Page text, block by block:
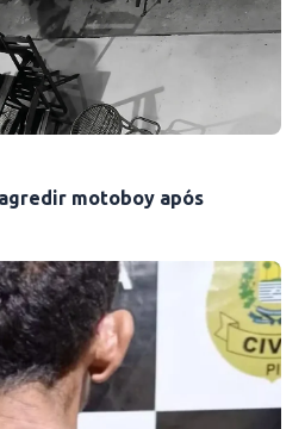
motoboy após